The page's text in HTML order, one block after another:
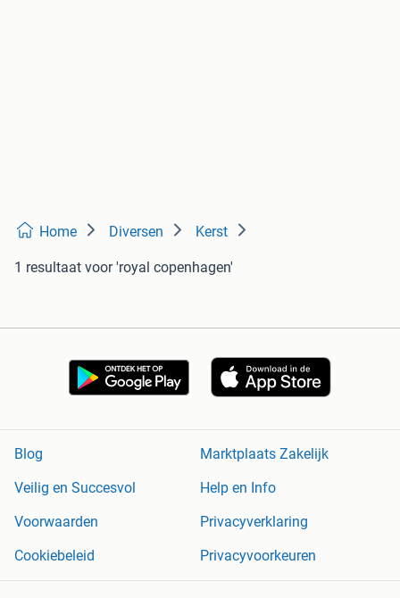
Home Diversen Kerst
1 resultaat voor 'royal copenhagen'
Blog
Marktplaats Zakelijk
Veilig en Succesvol
Help en Info
Voorwaarden
Privacyverklaring
Cookiebeleid
Privacyvoorkeuren